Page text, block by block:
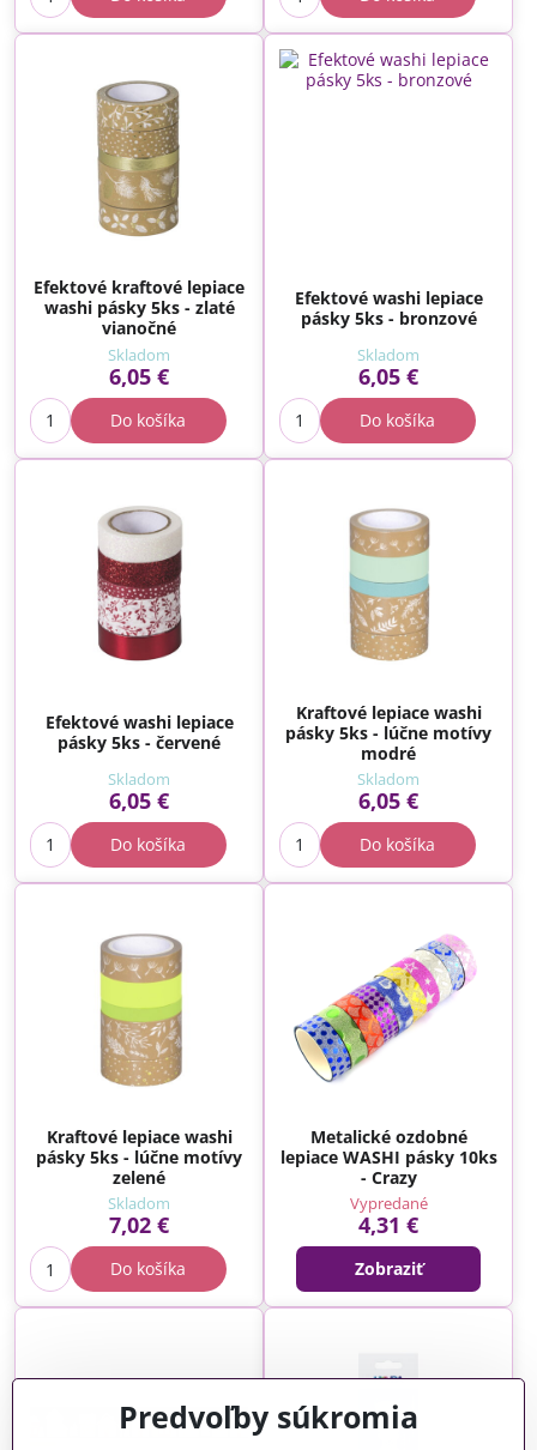
Efektové kraftové lepiace
washi pásky 5ks - zlaté
vianočné
Skladom
6,05 €
Do košíka
Efektové washi lepiace
pásky 5ks - bronzové
Skladom
6,05 €
Do košíka
Efektové washi lepiace
pásky 5ks - červené
Skladom
6,05 €
Do košíka
Kraftové lepiace washi
pásky 5ks - lúčne motívy
modré
Skladom
6,05 €
Do košíka
Kraftové lepiace washi
pásky 5ks - lúčne motívy
zelené
Skladom
7,02 €
Do košíka
Metalické ozdobné
lepiace WASHI pásky 10ks
- Crazy
Vypredané
4,31 €
Zobraziť
Predvoľby súkromia